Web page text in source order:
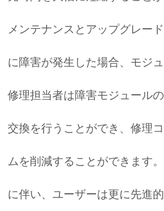
メンテナンスとアップグレー
に障害が発生した場合、モジ
修理担当者は障害モジュール
交換を行うことができ、修理
ムを削減することができます
に伴い、ユーザーは更に先進